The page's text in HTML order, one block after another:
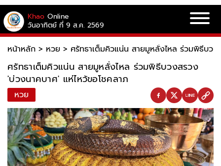
Khao Online
วันอาทิตย์ ที่ 9 ส.ค. 2569
หน้าหลัก > หวย > ศรัทธาเต็มคิวแน่น สายมูหลั่งไหล ร่วมพิธีบว
ศรัทธาเต็มคิวแน่น สายมูหลั่งไหล ร่วมพิธีบวงสรวง
'บ่วงนาคบาศ' แห่ไหว้ขอโชคลาภ
หวย